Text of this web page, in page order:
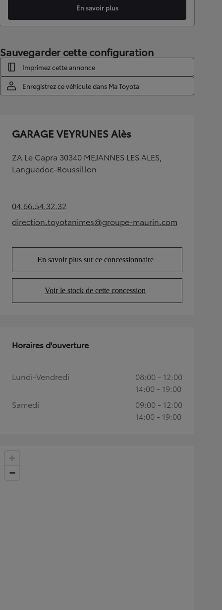
En savoir plus
Sauvegarder cette configuration
Imprimez cette annonce
Enregistrez ce véhicule dans Ma Toyota
GARAGE VEYRUNES Alès
ZA Le Capra 30340 MEJANNES LES ALES,
Languedoc-Roussillon
04.66.54.32.32(Opens in new tab)
direction.toyotanimes@groupe-maurin.com
(Opens in new tab)
En savoir plus sur ce concessionnaire
(Opens in new tab)
Voir le stock de cette concession
(Opens in new tab)
Horaires d'ouverture
Lundi-Vendredi
08:00 - 12:00
14:00 - 19:00
Samedi
09:00 - 12:00
14:00 - 19:00